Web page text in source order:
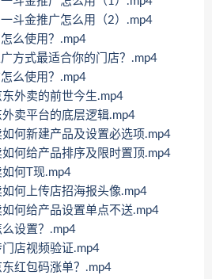
斗金推广怎么用（2）.mp4
么使用？.mp4
方式最适合你的门店？.mp4
么使用？.mp4
外卖的前世今生.mp4
卖平台的底层逻辑.mp4
何新建产品及设置必选项.mp4
何给产品排序及限时置顶.mp4
何T现.mp4
何上传店招海报头像.mp4
何给产品设置单点不送.mp4
设置？.mp4
店视频验证.mp4
红包码涨单？.mp4